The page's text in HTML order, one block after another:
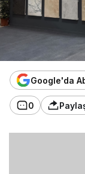
Google'da
0